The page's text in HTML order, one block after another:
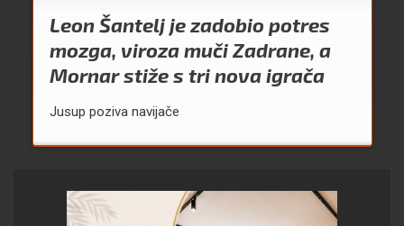
Leon Šantelj je zadobio potres
mozga, viroza muči Zadrane, a
Mornar stiže s tri nova igrača
Jusup poziva navijače